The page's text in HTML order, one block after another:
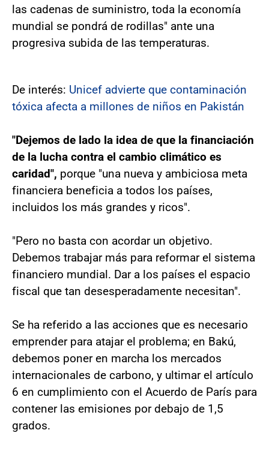
las cadenas de suministro, toda la economía
mundial se pondrá de rodillas" ante una
progresiva subida de las temperaturas.
De interés: Unicef advierte que contaminación
tóxica afecta a millones de niños en Pakistán
"Dejemos de lado la idea de que la financiación
de la lucha contra el cambio climático es
caridad", porque "una nueva y ambiciosa meta
financiera beneficia a todos los países,
incluidos los más grandes y ricos".
"Pero no basta con acordar un objetivo.
Debemos trabajar más para reformar el sistema
financiero mundial. Dar a los países el espacio
fiscal que tan desesperadamente necesitan".
Se ha referido a las acciones que es necesario
emprender para atajar el problema; en Bakú,
debemos poner en marcha los mercados
internacionales de carbono, y ultimar el artículo
6 en cumplimiento con el Acuerdo de París para
contener las emisiones por debajo de 1,5
grados.